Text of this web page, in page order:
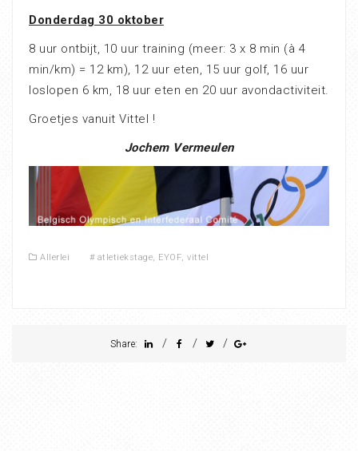
Donderdag 30 oktober
8 uur ontbijt, 10 uur training (meer: 3 x 8 min (à 4
min/km) = 12 km), 12 uur eten, 15 uur golf, 16 uur
loslopen 6 km, 18 uur eten en 20 uur avondactiviteit.
Groetjes vanuit Vittel !
Jochem Vermeulen
Allerlei # atletiekstage, EYOF, vittel
Share: / / /